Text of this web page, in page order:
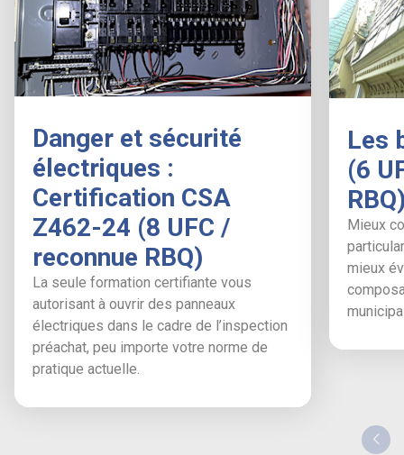
Danger et sécurité
électriques :
Certification CSA
Z462-24 (8 UFC /
reconnue RBQ)
La seule formation certifiante vous
autorisant à ouvrir des panneaux
électriques dans le cadre de l’inspection
préachat, peu importe votre norme de
pratique actuelle.
Les
(6
Mieux
mieux